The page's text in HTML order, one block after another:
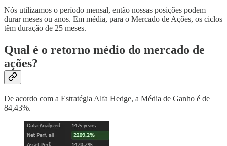
Nós utilizamos o período mensal, então nossas posições podem
durar meses ou anos. Em média, para o Mercado de Ações, os ciclos
têm duração de 25 meses.
Qual é o retorno médio do mercado de
ações?
De acordo com a Estratégia Alfa Hedge, a Média de Ganho é de
84,43%.